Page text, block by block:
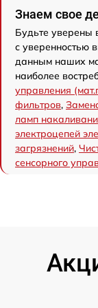
Знаем свое
Будьте уверены
с уверенностью
данным наших
наиболее
управления
фильтров,
ламп
электроцепей
загрязнений,
сенсорного